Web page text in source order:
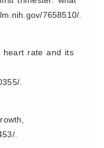
7658510/.
heart rate and its
.
.